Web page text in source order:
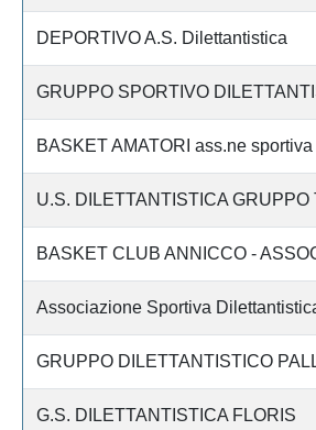
DEPORTIVO A.S. Dilettantistica
GRUPPO SPORTIVO
BASKET AMATORI ass.ne
U.S. DILETTANTISTICA
BASKET CLUB ANNICCO -
Associazione Sportiva
GRUPPO DILETTANTISTICO
G.S. DILETTANTISTICA FLORIS